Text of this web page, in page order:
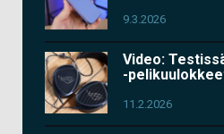
9.3.2026
Video:
-
11.2.2026